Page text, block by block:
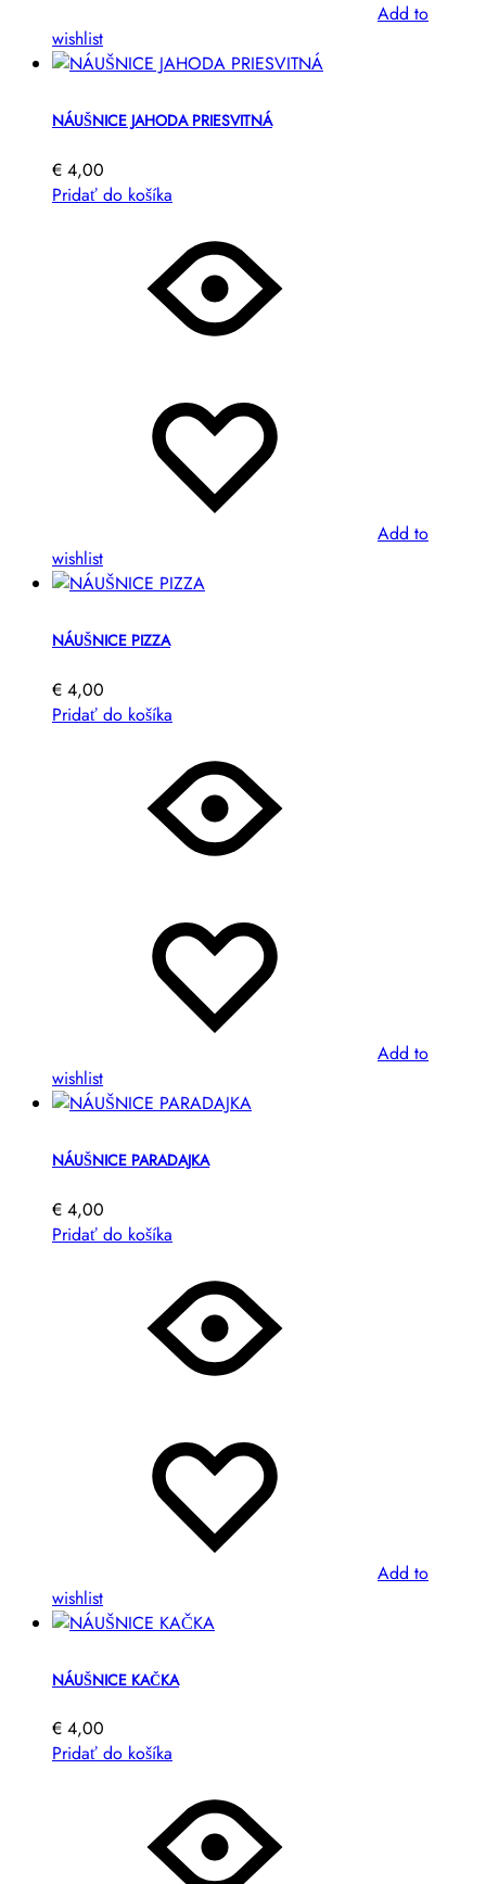
Add to
wishlist
NÁUŠNICE JAHODA PRIESVITNÁ
€ 4,00
Pridať do košíka
Add to
wishlist
NÁUŠNICE PIZZA
€ 4,00
Pridať do košíka
Add to
wishlist
NÁUŠNICE PARADAJKA
€ 4,00
Pridať do košíka
Add to
wishlist
NÁUŠNICE KAČKA
€ 4,00
Pridať do košíka